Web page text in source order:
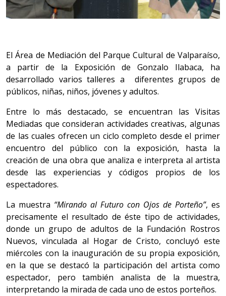
El Área de Mediación del Parque Cultural de Valparaíso,
a partir de la Exposición de Gonzalo Ilabaca, ha
desarrollado varios talleres a diferentes grupos de
públicos, niñas, niños, jóvenes y adultos.
Entre lo más destacado, se encuentran las Visitas
Mediadas que consideran actividades creativas, algunas
de las cuales ofrecen un ciclo completo desde el primer
encuentro del público con la exposición, hasta la
creación de una obra que analiza e interpreta al artista
desde las experiencias y códigos propios de los
espectadores.
La muestra “Mirando al Futuro con Ojos de Porteño”, es
precisamente el resultado de éste tipo de actividades,
donde un grupo de adultos de la Fundación Rostros
Nuevos, vinculada al Hogar de Cristo, concluyó este
miércoles con la inauguración de su propia exposición,
en la que se destacó la participación del artista como
espectador, pero también analista de la muestra,
interpretando la mirada de cada uno de estos porteños.